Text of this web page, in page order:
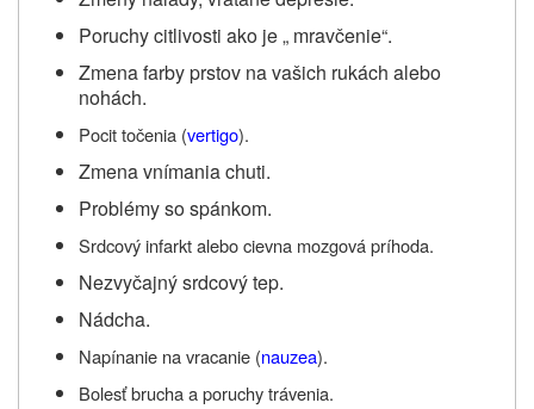
Poruchy citlivosti ako je „ mravčenie“.
Zmena farby prstov na vašich rukách alebo
nohách.
Pocit točenia (vertigo).
Zmena vnímania chuti.
Problémy so spánkom.
Srdcový infarkt alebo cievna mozgová príhoda.
Nezvyčajný srdcový tep.
Nádcha.
Napínanie na vracanie (nauzea).
Bolesť brucha a poruchy trávenia.